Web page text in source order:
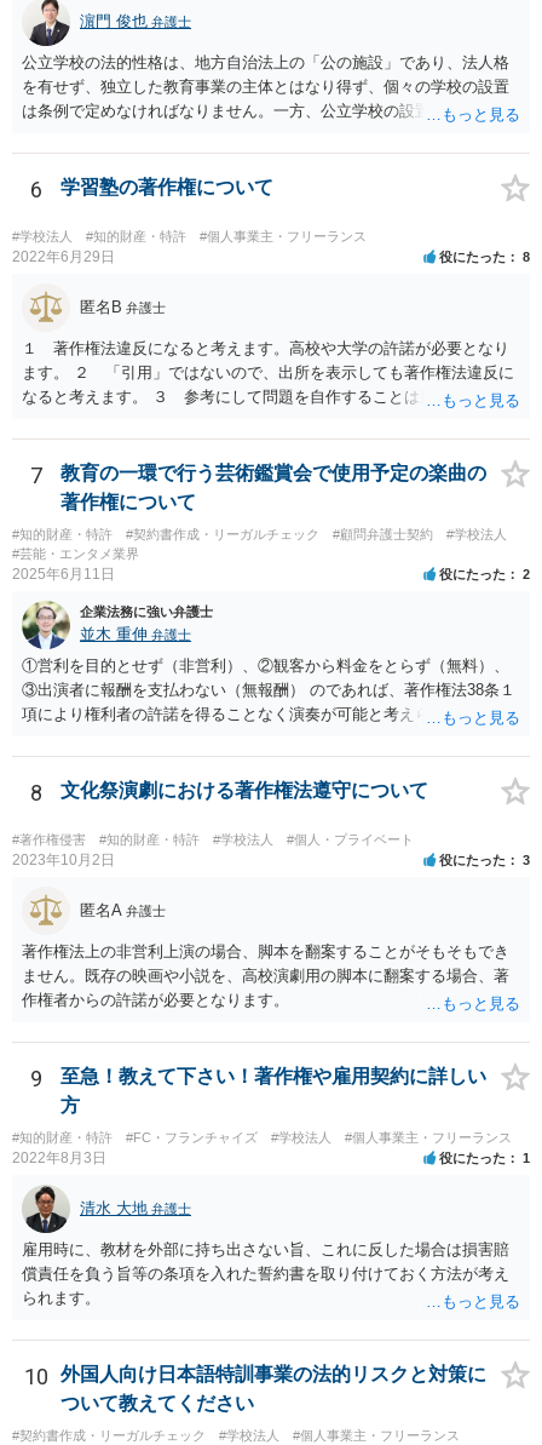
したがって、本件展示は「授業の過程」要件を満たさず、３５条によ
る適法化はできないと考えられます。 ただし、繰り返しになります
が、ご相談のケースのような事案が裁判沙汰になることが現実的には
ほぼないため、今後も裁判例が積み重なる可能性がきわめて低く、ど
ちらの解釈が正しいのかについて司法の判断が下されることがないも
濵門 俊也 弁護士
公立学校の法的性格は、地方自治法上の「公の施設」であり、法人格
を有せず、独立した教育事業の主体とはなり得ず、個々の学校の設置
は条例で定めなければなりません。一方、公立学校の設置者である地
利義務の主体となる法人格を有し、教育事業の主体となっています。
ちなみに、公立学校は教育行政組織上の取扱いとしては「教育機関」
であり、校舎・校地等は地方自治法上「行政財産」とされています。
6 学習塾の著作権について
#学校法人 #知的財産・特許 #個人事業主・フリーランス
2022年6月29日 役にたった 8
匿名B 弁護士
１ 著作権法違反になると考えます。高校や大学の許諾が必要となり
ます。 ２ 「引用」ではないので、出所を表示しても著作権法違反に
なると考えます。 ３ 参考にして問題を自作することは違法とならな
たとしてもそのまま貼り付けると著作権法違反となる可能性が高いで
す。 市販の問題集を購入して、それを解かせることは問題ないです
が、複製となると「私的複製」とはならないので著作権法上問題とな
ると思います。 いちど著作権取り扱っている弁護士にご相談いただい
たほうがよろしいかと思います。
7
教育の一環で行う芸術鑑賞会で使用予定の楽曲の
著作権について
#知的財産・特許 #契約書作成・リーガルチェック #顧問弁護士契約
#学校法人
#芸能・エンタメ業界
2025年6月11日 役にたった 2
企業法務に強い弁護士
並木 重伸 弁護士
①営利を目的とせず（非営利）、②観客から料金をとらず（無料）、
③出演者に報酬を支払わない（無報酬） のであれば、著作権法38条１
項により権利者の許諾を得ることなく演奏が可能と考えられます。 参
のではないと思われますので、③次第と思われます。
8 文化祭演劇における著作権法遵守について
#著作権侵害 #知的財産・特許 #学校法人 #個人・プライベート
2023年10月2日 役にたった 3
匿名A 弁護士
著作権法上の非営利上演の場合、脚本を翻案することがそもそもでき
ません。既存の映画や小説を、高校演劇用の脚本に翻案する場合、著
作権者からの許諾が必要となります。
9
至急！教えて下さい！著作権や雇用契約に詳しい
方
#知的財産・特許 #FC・フランチャイズ #学校法人 #個人事業主・フリーランス
2022年8月3日 役にたった 1
清水 大地 弁護士
雇用時に、教材を外部に持ち出さない旨、これに反した場合は損害賠
償責任を負う旨等の条項を入れた誓約書を取り付けておく方法が考え
られます。
10
外国人向け日本語特訓事業の法的リスクと対策に
ついて教えてください
#契約書作成・リーガルチェック #学校法人
#個人事業主・フリーランス